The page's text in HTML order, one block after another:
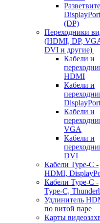
DisplayPort
(DP)
Переходники
(HDMI, DP,
DVI и другие)
Кабели и
HDMI
Кабели и
DisplayPort
Кабели и
VGA
Кабели и
DVI
Кабели Type-C -
HDMI,
Кабели Type-C -
Type-C,
Удлинитель
по витой паре
Карты